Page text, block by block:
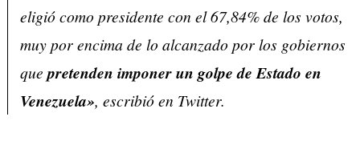
eligió como presidente con el 67,84% de los votos,
muy por encima de lo alcanzado por los gobiernos
quepretenden imponer un golpe de Estado en
Venezuela», escribió en Twitter.